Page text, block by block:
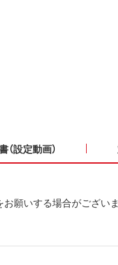
設定動画）
願いする場合がござい